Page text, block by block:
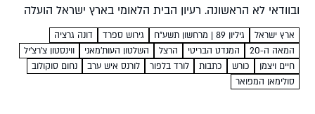
ובוודאי לא הראשונה. רעיון הבית הלאומי בארץ ישראל הועלה
כבר עשורים ספורים לאחר גירוש ספרד, והועלה שוב...
ארץ ישראל גיליון 89 | מרחשון תשע”ח גירוש ספרד
דונה גרציה
המאה ה-20
המנדט הבריטי הרצל השלטון העות'מאני
ווינסטון צ'רצ'יל
חיים ויצמן
כורש כתבות לורד בלפור לורנס איש ערב
נחום סוקולוב
סולימאן המפואר